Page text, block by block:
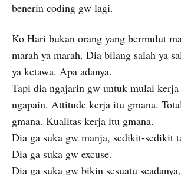
benerin coding gw lagi.
Ko Hari bukan orang yang bermulut
marah ya marah. Dia bilang salah ya
ya ketawa. Apa adanya.
Tapi dia ngajarin gw untuk mulai kerja
ngapain. Attitude kerja itu gmana.
gmana. Kualitas kerja itu gmana.
Dia ga suka gw manja, sedikit-sedikit
Dia ga suka gw excuse.
Dia ga suka gw bikin sesuatu